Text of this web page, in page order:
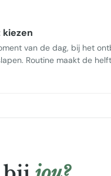
van de dag, bij het
Routine maakt de helft